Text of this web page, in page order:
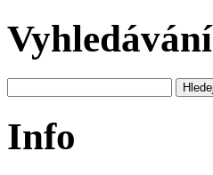
Vyhledávání
Info